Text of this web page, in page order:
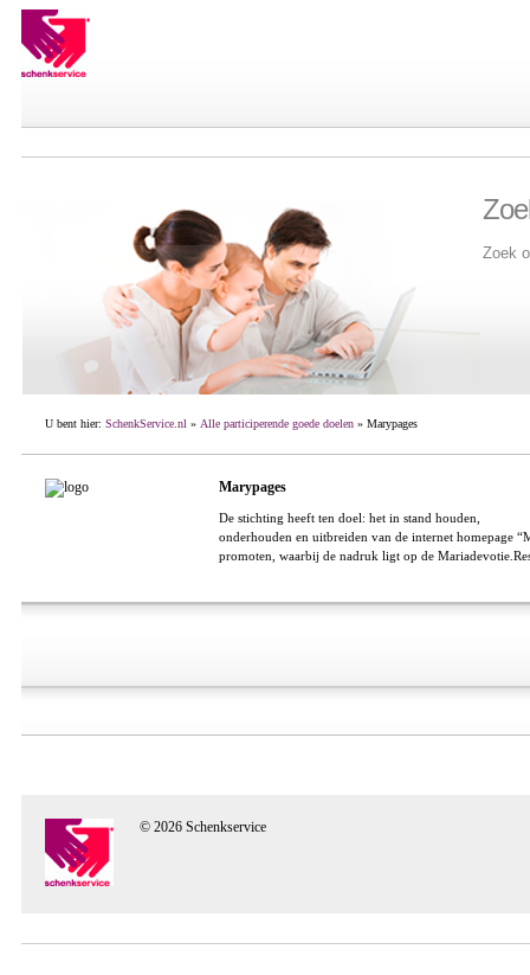
Zoek
U bent hier: SchenkService.nl » Alle participerende goede doelen» Marypages
Marypages
De stichting heeft ten doel: het in stand houden,
onderhouden en uitbreiden van de internet homepage
promoten, waarbij de nadruk ligt op de
© 2026 Schenkservice